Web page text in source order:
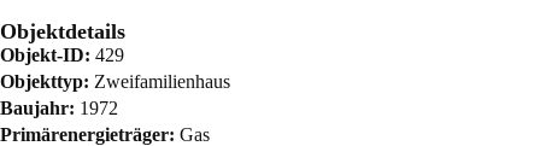
Objektdetails
Objekt-ID: 429
Objekttyp: Zweifamilienhaus
Baujahr: 1972
Primärenergieträger: Gas